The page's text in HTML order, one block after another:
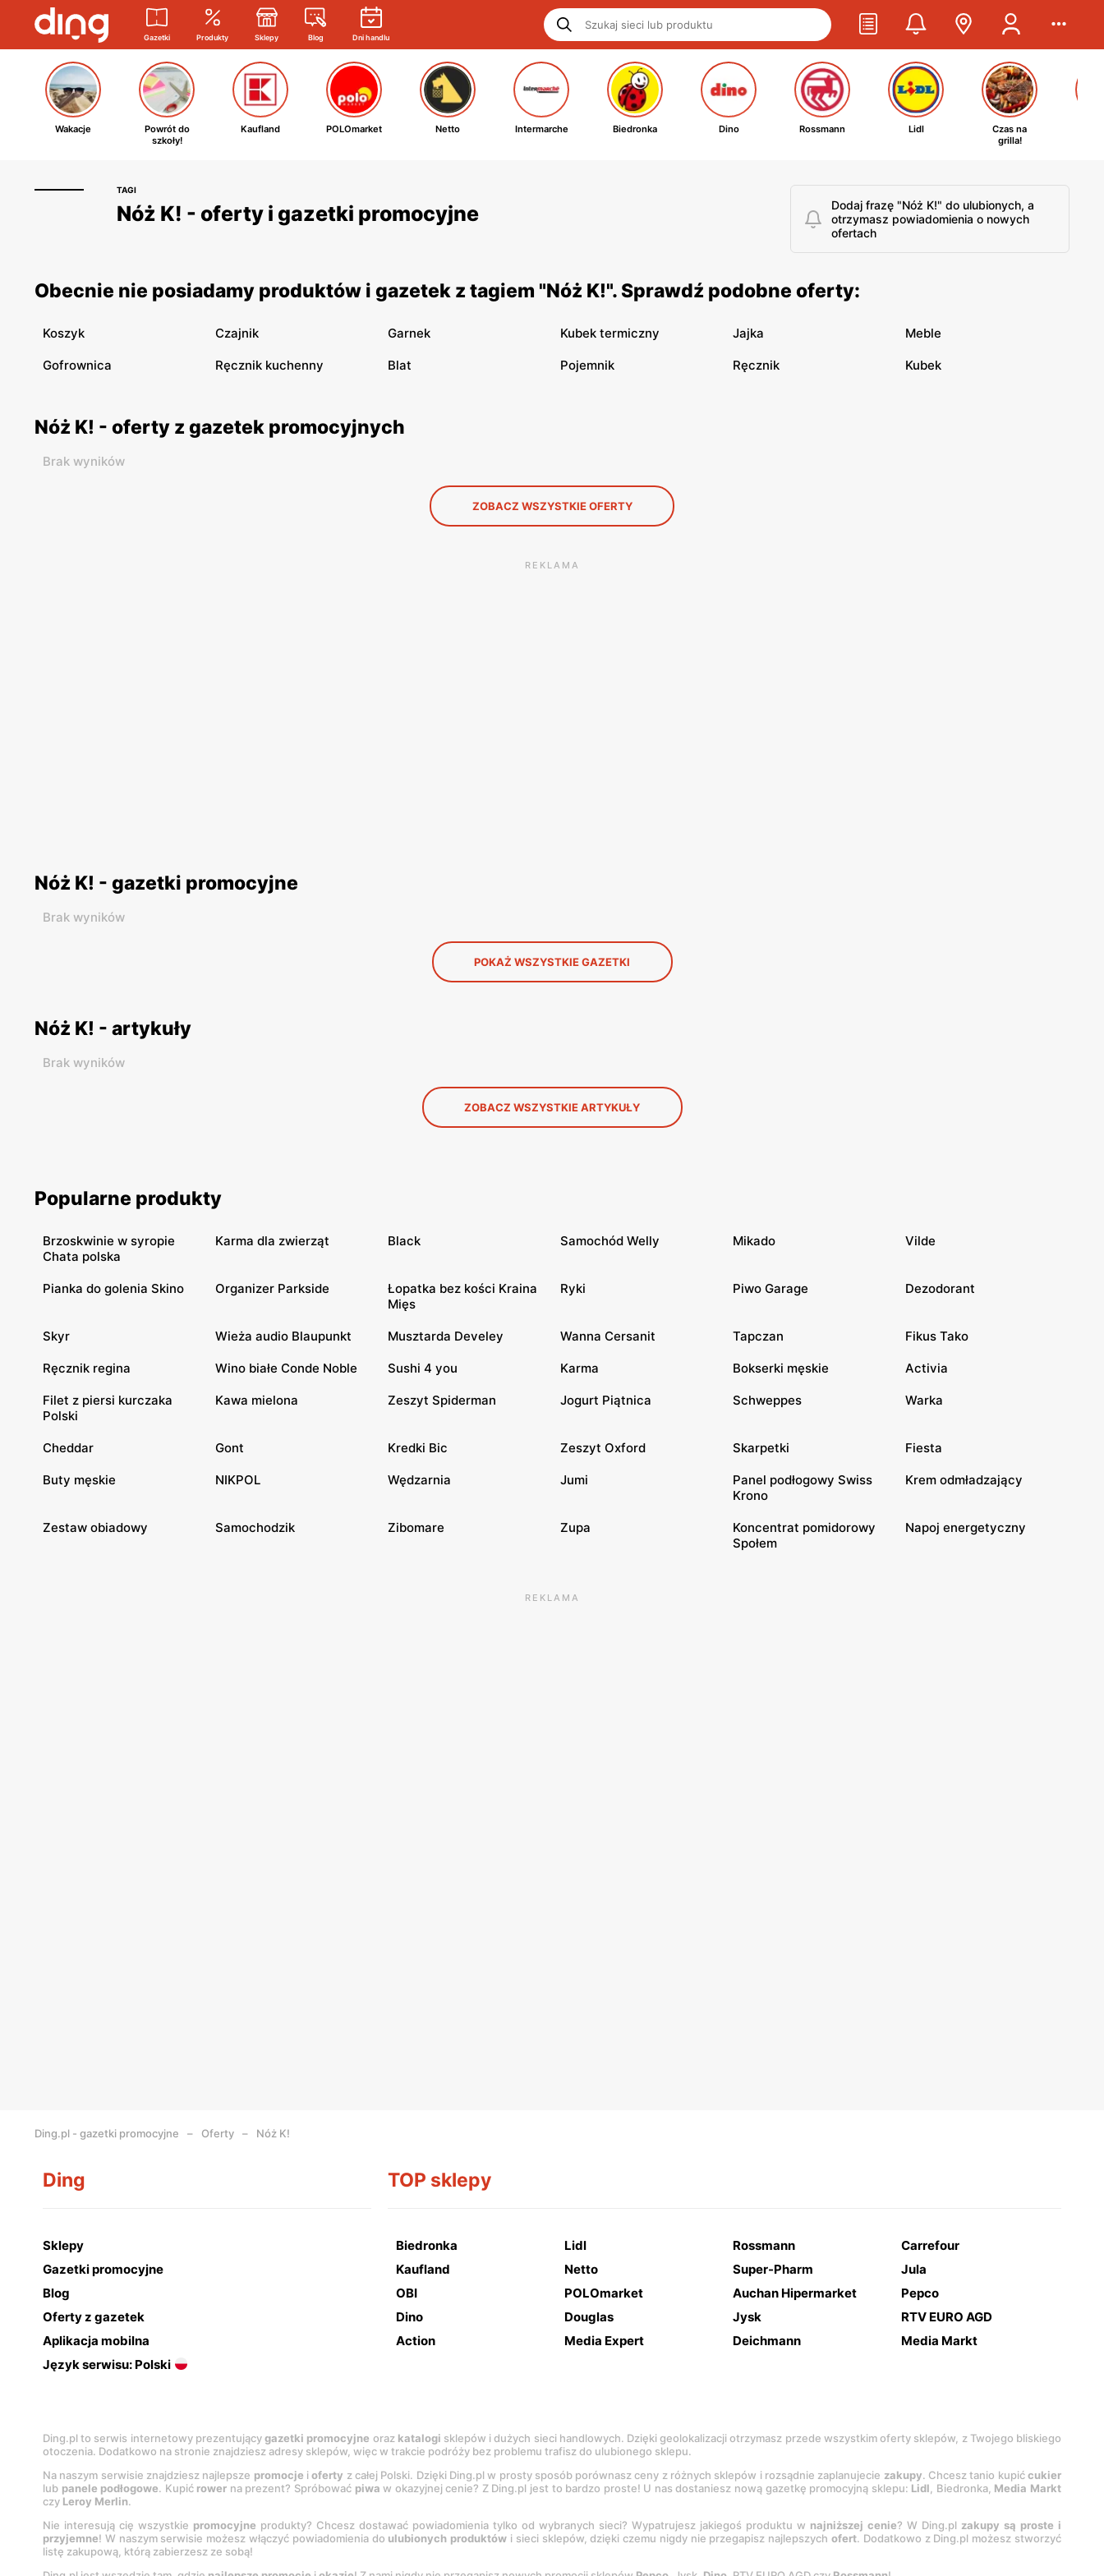
Gazetki Produkty Sklepy Blog Dni handlu
Wakacje
Powrót do
szkoły!
Kaufland POLOmarket Netto Intermarche Biedronka Dino Rossmann Lidl
Czas na
grilla!
TAGI
Nóż K! - oferty i gazetki promocyjne
Dodaj frazę "Nóż K!" do ulubionych, a
otrzymasz powiadomienia o nowych
ofertach
Obecnie nie posiadamy produktów i gazetek z tagiem "Nóż K!". Sprawdź podobne oferty:
Koszyk Czajnik Garnek Kubek termiczny Jajka Meble
Gofrownica Ręcznik kuchenny Blat Pojemnik Ręcznik Kubek
Nóż K! - oferty z gazetek promocyjnych
Brak wyników
ZOBACZ WSZYSTKIE OFERTY
REKLAMA
Nóż K! - gazetki promocyjne
Brak wyników
POKAŻ WSZYSTKIE GAZETKI
Nóż K! - artykuły
Brak wyników
ZOBACZ WSZYSTKIE ARTYKUŁY
Popularne produkty
Brzoskwinie w syropie
Chata polska
Karma dla zwierząt Black Samochód Welly Mikado Vilde
Pianka do golenia Skino Organizer Parkside
Łopatka bez kości Kraina
Mięs
Ryki Piwo Garage Dezodorant
Skyr Wieża audio Blaupunkt Musztarda Develey Wanna Cersanit Tapczan Fikus Tako
Ręcznik regina Wino białe Conde Noble Sushi 4 you Karma Bokserki męskie Activia
Filet z piersi kurczaka
Polski
Kawa mielona Zeszyt Spiderman Jogurt Piątnica Schweppes Warka
Cheddar Gont Kredki Bic Zeszyt Oxford Skarpetki Fiesta
Buty męskie NIKPOL Wędzarnia Jumi
Panel podłogowy Swiss
Krono
Krem odmładzający
Zestaw obiadowy Samochodzik Zibomare Zupa
Koncentrat pomidorowy
Społem
Napoj energetyczny
REKLAMA
Ding.pl - gazetki promocyjne Oferty Nóż K!
Ding
Sklepy
Gazetki promocyjne
Blog
Oferty z gazetek
Aplikacja mobilna
Język serwisu: Polski
TOP sklepy
Biedronka Lidl Rossmann
Carrefour
Kaufland
Netto Super-Pharm
Jula
OBI
POLOmarket Auchan Hipermarket
Pepco
Dino
Douglas Jysk
RTV EURO AGD
Action
Media Expert Deichmann Media Markt
Ding.pl to serwis internetowy prezentującygazetki promocyjne oraz katalogi sklepów i dużych sieci handlowych. Dzięki geolokalizacji otrzymasz przede wszystkim oferty sklepów, z Twojego bliskiego
otoczenia. Dodatkowo na stronie znajdziesz adresy sklepów, więc w trakcie podróży bez problemu trafisz do ulubionego sklepu.
Na naszym serwisie znajdziesz najlepsze promocje ioferty z całej Polski. Dzięki Ding.pl w prosty sposób porównasz ceny z różnych sklepów i rozsądnie zaplanujecie zakupy. Chcesz tanio kupićcukier
lub panele podłogowe. Kupić rower na prezent? Spróbować piwa w okazyjnej cenie? Z Ding.pl jest to bardzo proste! U nas dostaniesz nową gazetkę promocyjną sklepu: Lidl, Biedronka, Media Markt
czy Leroy Merlin.
Nie interesują cię wszystkie promocyjne produkty? Chcesz dostawać powiadomienia tylko od wybranych sieci? Wypatrujesz jakiegoś produktu w najniższej cenie? W Ding.pl zakupy są proste i
przyjemne! W naszym serwisie możesz włączyć powiadomienia do ulubionych produktów i sieci sklepów, dzięki czemu nigdy nie przegapisz najlepszychofert. Dodatkowo z Ding.pl możesz stworzyć
listę zakupową, którą zabierzesz ze sobą!